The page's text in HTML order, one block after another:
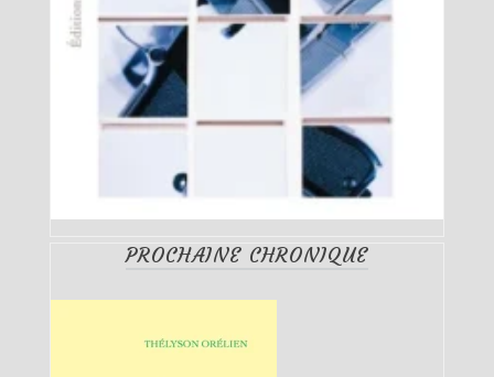
PROCHAINE CHRONIQUE